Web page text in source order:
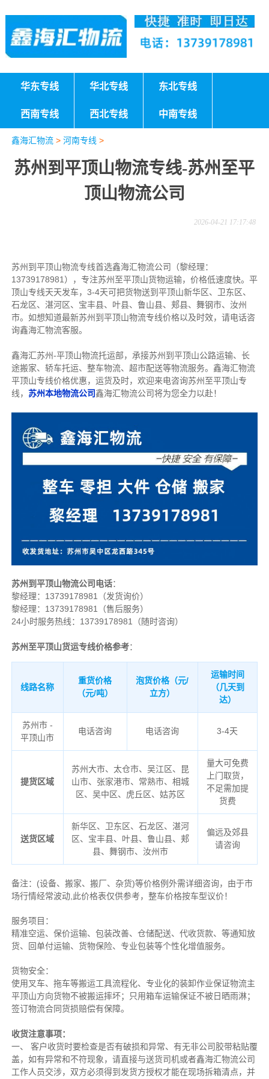
华东专线 华北专线 东北专线
西南专线 西北专线 中南专线
鑫海汇物流> 河南专线 >
苏州到平顶山物流专线-苏州至平
顶山物流公司
2026-04-21 17:17:48
苏州到平顶山物流专线首选鑫海汇物流公司（黎经理：
13739178981），专注苏州至平顶山货物运输，价格低速度快。 平
顶山专线天天发车，3-4天可把货物送到平顶山新华区、卫东区、
石龙区、湛河区、宝丰县、叶县、鲁山县、郏县、舞钢市、汝州
市。如想知道最新苏州到平顶山物流专线价格以及时效，请电话咨
询鑫海汇物流客服。
鑫海汇苏州-平顶山物流托运部， 承接苏州到平顶山公路运输、长
途搬家、轿车托运、整车物流、超市配送等物流服务。 鑫海汇物流
平顶山专线价格优惠，运货及时，欢迎来电咨询苏州至平顶山专
线， 苏州本地物流公司鑫海汇物流公司将为您全力以赴！
苏州到平顶山物流公司电话：
黎经理： 13739178981（发货询价）
黎经理：13739178981（售后服务）
24小时服务热线：13739178981（随时咨询）
苏州至平顶山货运专线价格参考：
线路名称
重货价格
（元/吨）
泡货价格（元/
立方）
运输时间
（几天到
达）
苏州市 -
平顶山市
电话咨询 电话咨询 3-4天
提货区域
苏州大市、太仓市、吴江区、昆
山市、张家港市、常熟市、相城
区、吴中区、虎丘区、姑苏区
量大可免费
上门取货，
不足需加提
货费
送货区域
新华区、卫东区、石龙区、湛河
区、宝丰县、叶县、鲁山县、郏
县、舞钢市、汝州市
偏远及郊县
请咨询
备注： (设备、搬家、搬厂、杂货)等价格例外需详细咨询，由于市
场行情经常波动,此价格表仅供参考，整车价格按车型议价！
服务项目：
精准空运、保价运输、包装改善、仓储配送、代收货款、等通知放
货、回单付运输、货物保险、专业包装等个性化增值服务。
货物安全：
使用叉车、拖车等搬运工具流程化、专业化的装卸作业保证物流主
平顶山方向货物不被搬运摔坏；只用箱车运输保证不被日晒雨淋；
签订物流合同货损赔偿有保障。
收货注意事项：
一、 客户收货时要检查是否有破损和异常、有无非公司胶带粘贴覆
盖，如有异常和不符现象，请直接与送货司机或者鑫海汇物流公司
工作人员交涉，双方必须得到发货方授权才能在现场拆箱清点，并